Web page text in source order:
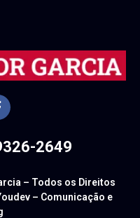
2649
– Todos os Direitos
– Comunicação e